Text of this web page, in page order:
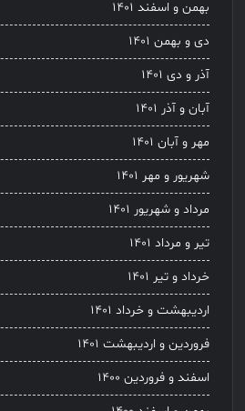
بهمن و اسفند ۱۴۰۱
دی و بهمن ۱۴۰۱
آذر و دی ۱۴۰۱
آبان و آذر ۱۴۰۱
مهر و آبان ۱۴۰۱
شهریور و مهر ۱۴۰۱
مرداد و شهریور ۱۴۰۱
تیر و مرداد ۱۴۰۱
خرداد و تیر ۱۴۰۱
اردیبهشت و خرداد ۱۴۰۱
فروردین و اردیبهشت ۱۴۰۱
اسفند و فروردین ۱۴۰۰